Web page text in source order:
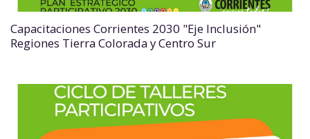
Capacitaciones Corrientes 2030 "Eje Inclusión"
Regiones Tierra Colorada y Centro Sur